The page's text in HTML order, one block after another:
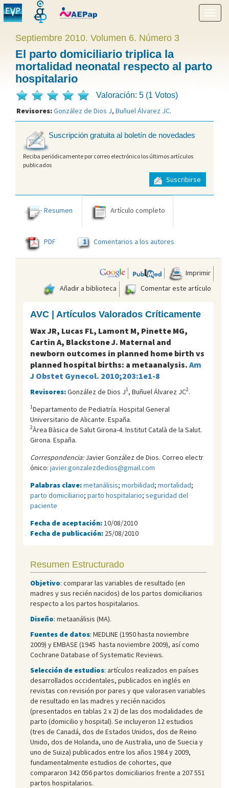
menú
Septiembre 2010. Volumen 6. Número 3
El parto domiciliario triplica la
mortalidad neonatal respecto al parto
hospitalario
Valoración: 5 (1 Votos)
Revisores:González de Dios J, Buñuel Álvarez JC.
Suscripción gratuita al boletín de novedades
Reciba periódicamente por correo electrónico los últimos artículos
publicados
Suscribirse
Resumen Artículo completo
PDF 1 Comentarios a los autores
Imprimir
Añadir a biblioteca
Comentar este artículo
AVC | Artículos Valorados Críticamente
Wax JR, Lucas FL, Lamont M, Pinette MG,
Cartin A, Blackstone J. Maternal and
newborn outcomes in planned home birth vs
planned hospital births: a metaanalysis. Am
J Obstet Gynecol. 2010;203:1e1-8
Revisores:González de Dios J1, Buñuel Álvarez JC2.
1Departamento de Pediatría. Hospital General
Universitario de Alicante. España.
2Àrea Bàsica de Salut Girona-4. Institut Català de la Salut.
Girona. España.
Correspondencia:Javier González de Dios. Correo electr
ónico: javier.gonzalezdedios@gmail.com
Palabras clave:metanálisis; morbilidad; mortalidad;
parto domiciliario; parto hospitalario; seguridad del
paciente
Fecha de aceptación: 10/08/2010
Fecha de publicación: 25/08/2010
Resumen Estructurado
Objetivo: comparar las variables de resultado (en
madres y sus recién nacidos) de los partos domiciliarios
respecto a los partos hospitalarios.
Diseño: metaanálisis (MA).
Fuentes de datos: MEDLINE (1950 hasta noviembre
2009) y EMBASE (1945 hasta noviembre 2009), así como
Cochrane Database of Systematic Reviews.
Selección de estudios: artículos realizados en países
desarrollados occidentales, publicados en inglés en
revistas con revisión por pares y que valorasen variables
de resultado en las madres y recién nacidos
(presentados en tablas 2 x 2) de las dos modalidades de
parto (domicilio y hospital). Se incluyeron 12 estudios
(tres de Canadá, dos de Estados Unidos, dos de Reino
Unido, dos de Holanda, uno de Australia, uno de Suecia y
uno de Suiza) publicados entre los años 1984 y 2009,
fundamentalmente estudios de cohortes, que
compararon 342 056 partos domiciliarios frente a 207 551
partos hospitalarios.